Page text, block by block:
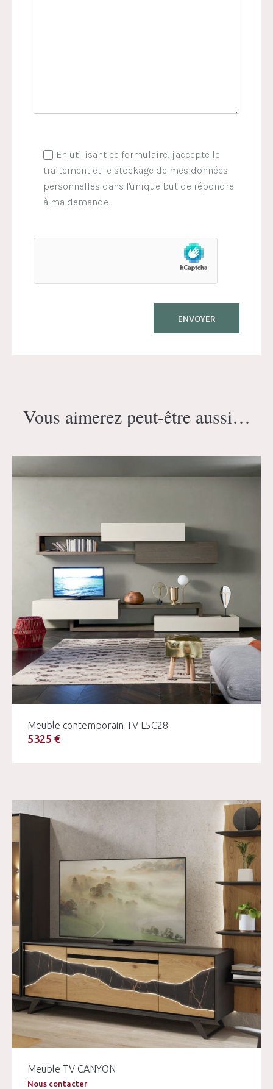
En utilisant ce formulaire, j'accepte le
traitement et le stockage de mes données
personnelles dans l'unique but de répondre
à ma demande.
Vous aimerez peut-être aussi…
Meuble contemporain TV L5C28
5325 €
Meuble TV CANYON
Nous contacter